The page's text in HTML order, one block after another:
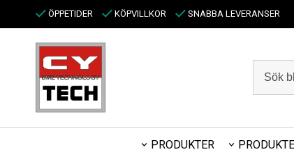
ÖPPETIDER KÖPVILLKOR SNABBA LEVERANSER
PRODUKTER